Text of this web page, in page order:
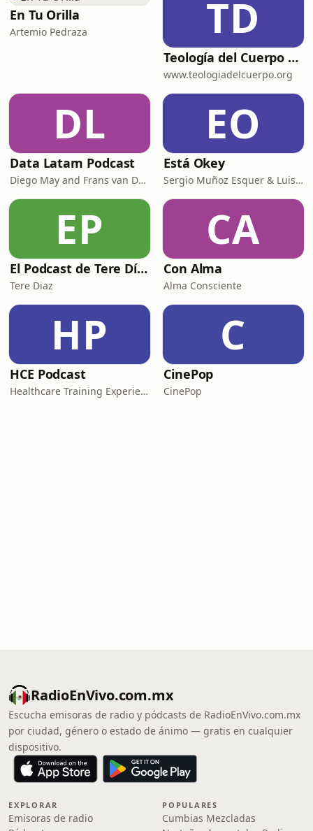
En Tu Orilla
Artemio Pedraza TD
Teología del Cuerpo para Dummies
www.teologiadelcuerpo.org
DL
Data Latam Podcast
Diego May and Frans van Dunné
EO
Está Okey
Sergio Muñoz Esquer & Luisa Fernanda Perez
EP
El Podcast de Tere Díaz
Tere Diaz
CA
Con Alma
Alma Consciente
HP
HCE Podcast
Healthcare Training Experience
C
CinePop
CinePop
RadioEnVivo.com.mx
Escucha emisoras de radio y pódcasts de RadioEnVivo.com.mx
por ciudad, género o estado de ánimo — gratis en cualquier
dispositivo.
EXPLORAR
Emisoras de radio
POPULARES
Cumbias Mezcladas